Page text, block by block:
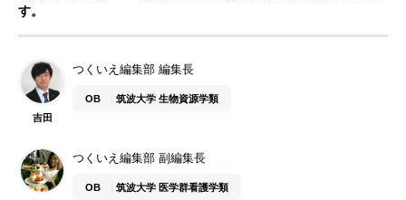
す。
吉田
つくいえ編集部 編集長
OB 筑波大学 生物資源学類
つくいえ編集部 副編集長
OB 筑波大学 医学群看護学類